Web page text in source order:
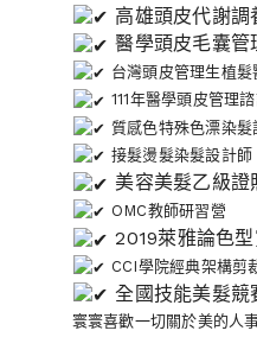
高雄頭皮代謝調
醫學頭皮毛囊管
台灣頭皮管理生植髮
111年醫學頭皮管理
質感色特殊色漂染髮
接髮燙髮染髮設計師
美容美髮乙級證
OMC教師研習營
2019萊雅論色型
CCI學院經典架構剪
全國技能美髮競
寰寰喜歡一切關於美的人